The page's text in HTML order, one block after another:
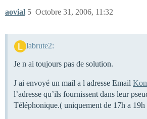
aovial Octobre 31, 2006, 11:32
5
labrute2:
Je n ai toujours pas de solution.
J ai envoyé un mail a l adresse Email
l’adresse qu’ils fournissent dans leur
Téléphonique.( uniquement de 17h a 19h